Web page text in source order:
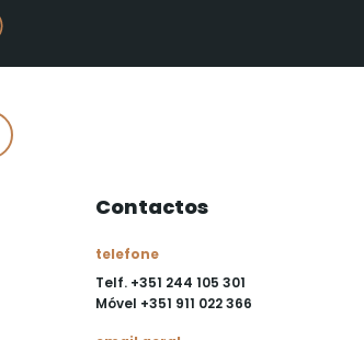
Contactos
telefone
Telf. +351 244 105 301
Móvel +351 911 022 366